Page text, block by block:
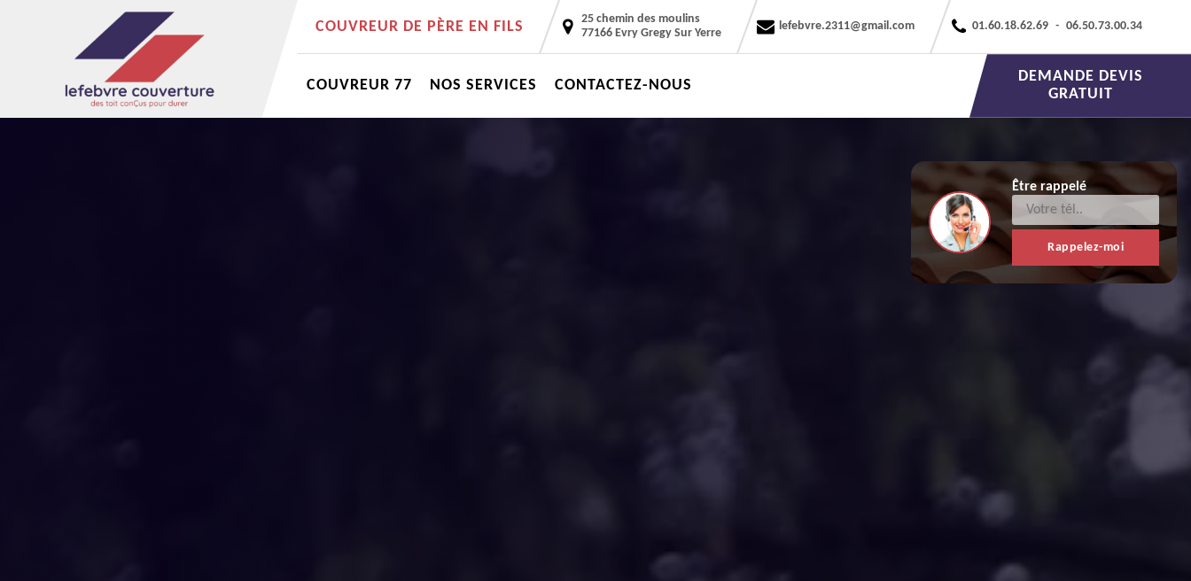
COUVREUR DE PÈRE EN FILS
25 chemin des moulins
77166 Evry Gregy Sur Yerre
lefebvre.2311@gmail.com 01.60.18.62.69 - 06.50.73.00.34
COUVREUR 77 NOS SERVICES CONTACTEZ-NOUS
DEMANDE DEVIS
GRATUIT
Être rappelé